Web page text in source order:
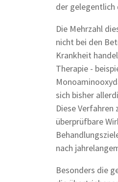
der gelegentlich
Die Mehrzahl
nicht bei den
Krankheit
Therapie -
sich bisher
Diese
überprüfbare
nach
Besonders die